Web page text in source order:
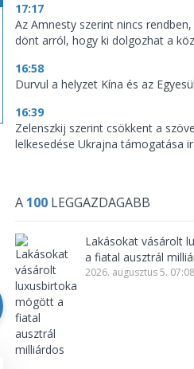
17:17
Az Amnesty szerint nincs
dönt arról, hogy ki dolgozhat a
16:58
Durvul a helyzet Kína és az
16:39
Zelenszkij szerint csökkent a
lelkesedése Ukrajna támogatása
A 100 LEGGAZDAGABB
Lakásokat vásárolt
a fiatal ausztrál
2026. augusztus 5. 07:08